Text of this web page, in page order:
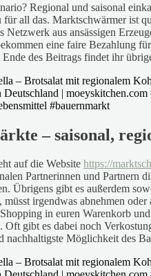
Regional und saisonal
für all das. Marktschwärmer ist
Netzwerk aus ansässigen
eine faire Bezahlung
des Beitrags findet ihr
– saisonal,
auf die Website https://
Partnerinnen und Partnern
Übrigens gibt es außerdem
irgendwas abnehmen
in euren Warenkorb
Oft gibt es dabei noch
nachhaltigste Möglichkeit des